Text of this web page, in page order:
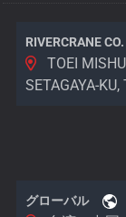
RIVERCRANE CO.
TOEI
SETAGAYA-
グローバル